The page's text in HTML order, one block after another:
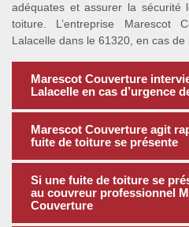
adéquates et assurer la
toiture. L’entreprise Marescot
Lalacelle dans le 61320, en cas
Marescot Couverture
Lalacelle en cas d’urgence
Marescot Couverture agit
fuite de toiture se présente
Si une fuite de toiture se
au couvreur professionnel
Couverture